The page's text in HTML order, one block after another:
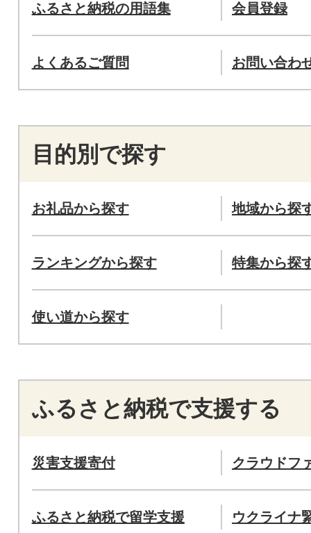
ふるさと納税の用語集 会員登録
よくあるご質問 お問い合わ
目的別で探す
お礼品から探す 地域から探
ランキングから探す 特集から探
使い道から探す
ふるさと納税で支援する
災害支援寄付 クラウドフ
ふるさと納税で留学支援 ウクライナ